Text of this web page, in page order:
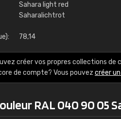
Sahara light red
Saharalichtrot
78,14
créer vos propres collections de
de compte? Vous pouvez créer
RAL 040 90 05